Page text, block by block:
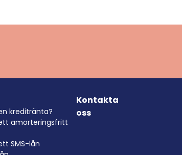
kreditränta?
amorteringsfritt
SMS-lån
Kontakta
oss